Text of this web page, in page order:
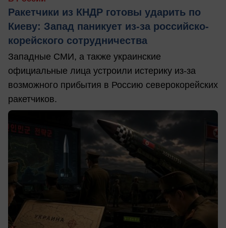
Ракетчики из КНДР готовы ударить по
Киеву: Запад паникует из-за российско-
корейского сотрудничества
Западные СМИ, а также украинские
официальные лица устроили истерику из-за
возможного прибытия в Россию северокорейских
ракетчиков.